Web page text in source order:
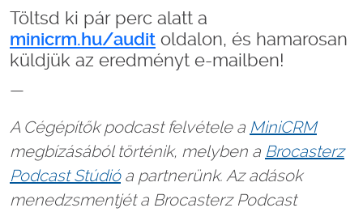
Töltsd ki pár perc alatt a
minicrm.hu/audit oldalon, és hamarosan
küldjük az eredményt e-mailben!
—
A Cégépítők podcast felvétele a MiniCRM
megbízásából történik, melyben a Brocasterz
Podcast Stúdióa partnerünk. Az adások
menedzsmentjét a Brocasterz Podcast